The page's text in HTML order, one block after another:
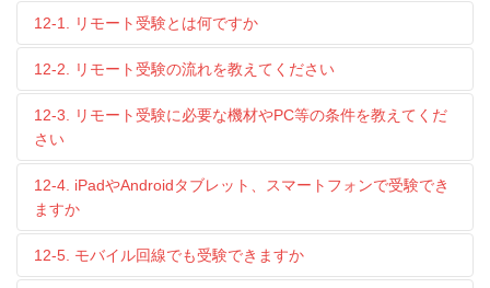
12-1. リモート受験とは何ですか
12-2. リモート受験の流れを教えてください
12-3. リモート受験に必要な機材やPC等の条件を教えてくだ
さい
12-4. iPadやAndroidタブレット、スマートフォンで受験でき
ますか
12-5. モバイル回線でも受験できますか